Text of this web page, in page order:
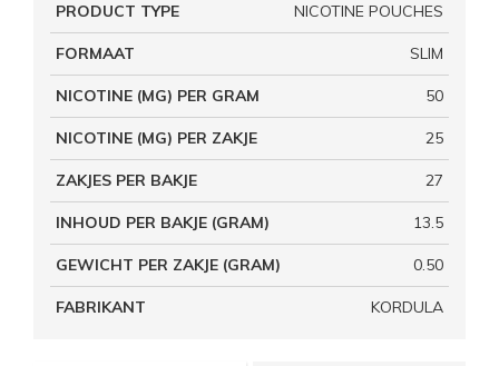
PRODUCT TYPE NICOTINE POUCHES
FORMAAT SLIM
NICOTINE (MG) PER GRAM 50
NICOTINE (MG) PER ZAKJE 25
ZAKJES PER BAKJE 27
INHOUD PER BAKJE (GRAM) 13.5
GEWICHT PER ZAKJE (GRAM) 0.50
FABRIKANT KORDULA